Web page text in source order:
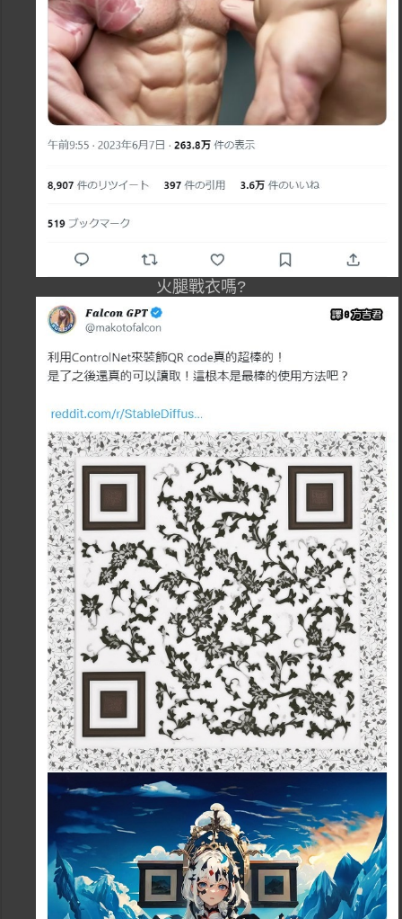
火腿戰衣嗎?